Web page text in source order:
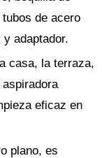
de acero
adaptador.
casa, la terraza,
eficaz en
plano, es